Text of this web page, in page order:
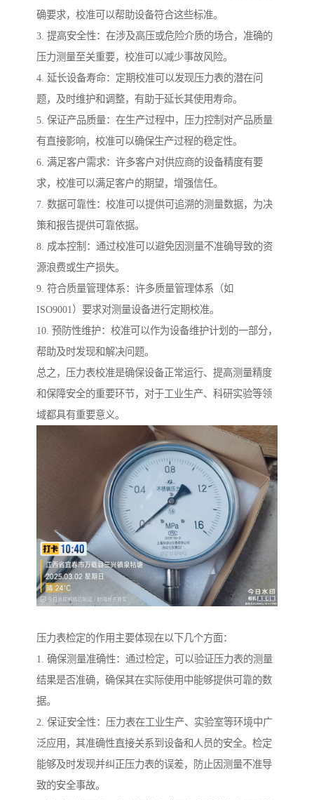
确要求，校准可以帮助设备符合这些标准。
3. 提高安全性：在涉及高压或危险介质的场合，准确的
压力测量至关重要，校准可以减少事故风险。
4. 延长设备寿命：定期校准可以发现压力表的潜在问
题，及时维护和调整，有助于延长其使用寿命。
5. 保证产品质量：在生产过程中，压力控制对产品质量
有直接影响，校准可以确保生产过程的稳定性。
6. 满足客户需求：许多客户对供应商的设备精度有要
求，校准可以满足客户的期望，增强信任。
7. 数据可靠性：校准可以提供可追溯的测量数据，为决
策和报告提供可靠依据。
8. 成本控制：通过校准可以避免因测量不准确导致的资
源浪费或生产损失。
9. 符合质量管理体系：许多质量管理体系（如
ISO9001）要求对测量设备进行定期校准。
10. 预防性维护：校准可以作为设备维护计划的一部分，
帮助及时发现和解决问题。
总之，压力表校准是确保设备正常运行、提高测量精度
和保障安全的重要环节，对于工业生产、科研实验等领
域都具有重要意义。
压力表检定的作用主要体现在以下几个方面：
1. 确保测量准确性：通过检定，可以验证压力表的测量
结果是否准确，确保其在实际使用中能够提供可靠的数
据。
2. 保证安全性：压力表在工业生产、实验室等环境中广
泛应用，其准确性直接关系到设备和人员的安全。检定
能够及时发现并纠正压力表的误差，防止因测量不准导
致的安全事故。